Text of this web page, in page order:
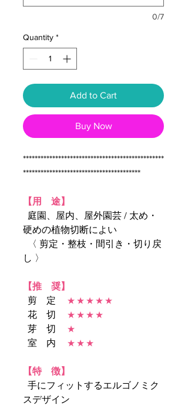
0/7
Quantity *
Add to Cart
Buy Now
************************************************
****************************************
【用 途】
庭園、屋内、屋外園芸 / 太め・
硬めの植物切断によい
〈 剪定・整枝・間引き・切り戻
し 〉
【推 奨】
剪 定 ★ ★ ★ ★ ★
花 切 ★ ★ ★ ★
芽 切 ★
室 内 ★ ★ ★
【特 徴】
手にフィットするエルゴノミク
スデザイン